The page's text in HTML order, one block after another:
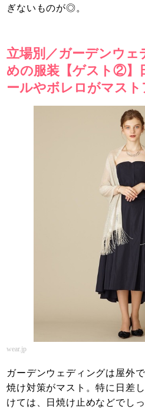
ぎないものが◎。
立場別／ガーデンウ
めの服装【ゲスト②】
ールやボレロがマスト
wear.jp
ガーデンウェディングは屋外
焼け対策がマスト。特に日差
けては、日焼け止めなどでし